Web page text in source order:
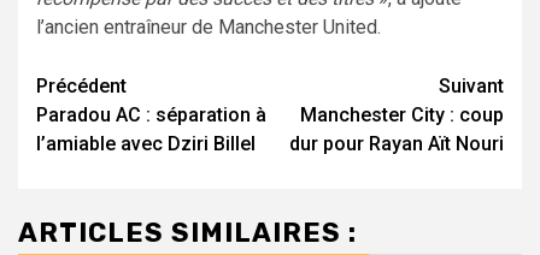
l’ancien entraîneur de Manchester United.
Navigation
d’article
Précédent
Paradou AC : séparation à
l’amiable avec Dziri Billel
Suivant
Manchester City : coup
dur pour Rayan Aït Nouri
ARTICLES SIMILAIRES :